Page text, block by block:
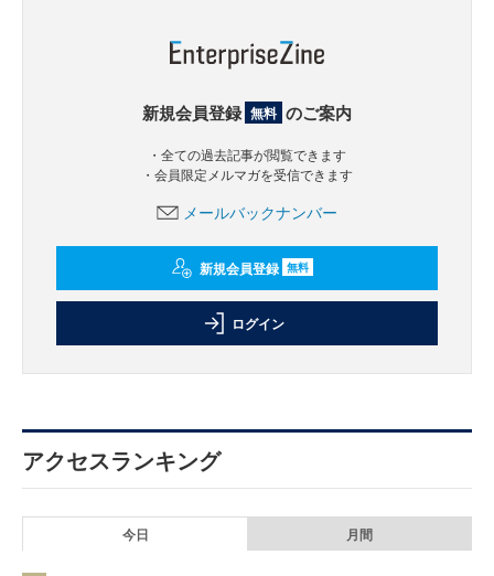
新規会員登録 無料 のご案内
・全ての過去記事が閲覧できます
・会員限定メルマガを受信できます
メールバックナンバー
新規会員登録 無料
ログイン
アクセスランキング
今日 月間